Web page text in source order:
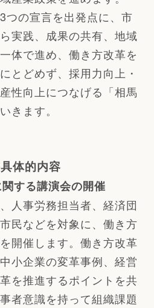
の宣言を出発点に、市
実践、成果の共有、地域
体で進め、働き方改革を
とどめず、採用力向上・
性向上につなげる「相馬
きます。
体的内容
する講演会の開催
人事労務担当者、経済団
民などを対象に、働き方
開催します。働き方改革
小企業の変革事例、経営
を推進するポイントを共
者意識を持って組織課題